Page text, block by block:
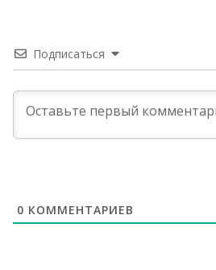
Подписаться
0 КОММЕНТАРИЕВ